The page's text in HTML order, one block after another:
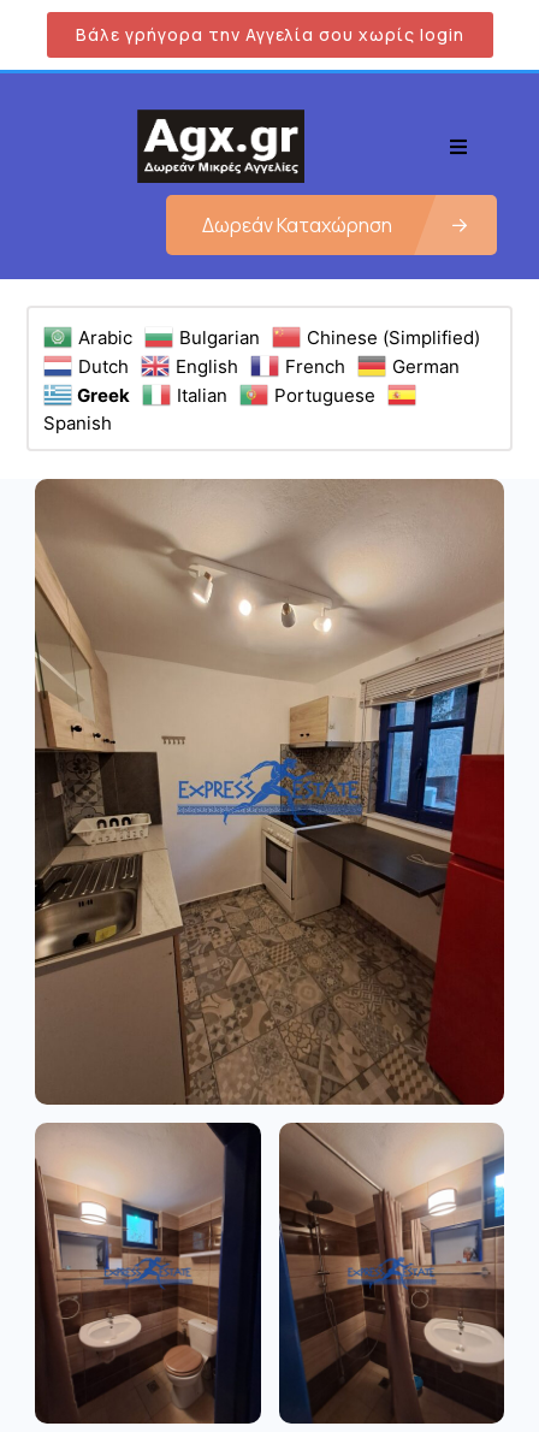
Βάλε γρήγορα την Αγγελία σου χωρίς login
Δωρεάν Καταχώρηση
Arabic Bulgarian
Chinese (Simplified)
Dutch
English French
German
Greek
Italian
Portuguese
Spanish